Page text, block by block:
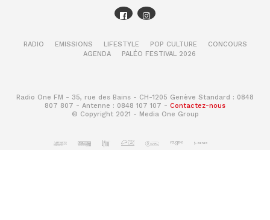
RADIO EMISSIONS LIFESTYLE POP CULTURE
CONCOURS
AGENDA
PALÉO FESTIVAL 2026
Radio One FM - 35, rue des Bains - CH-1205 Genève Standard : 0848
807 807 - Antenne : 0848 107 107 - Contactez-nous
© Copyright 2021 - Media One Group